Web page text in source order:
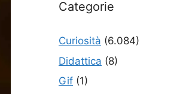
Categorie
Curiosità (6.084)
Didattica (8)
Gif (1)